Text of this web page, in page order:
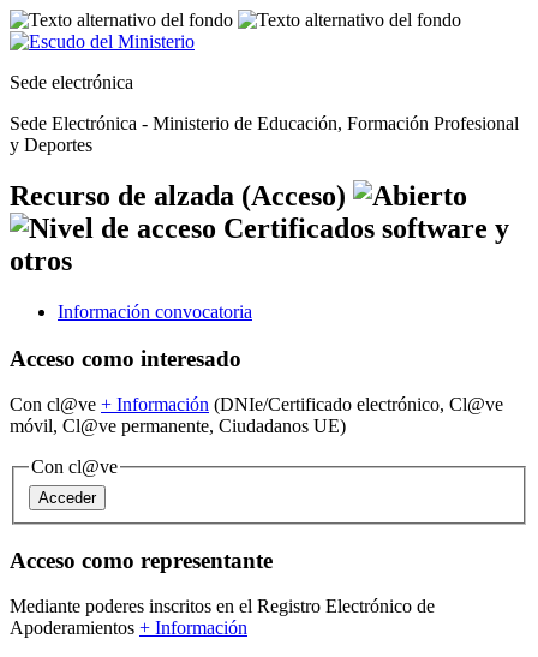
Sede electrónica
Sede Electrónica - Ministerio de Educación, Formación Profesional
y Deportes
Recurso de alzada (Acceso)
Información convocatoria
Acceso como interesado
Con cl@ve + Información (DNIe/Certificado electrónico, Cl@ve
móvil, Cl@ve permanente, Ciudadanos UE)
Con cl@ve
Acceso como representante
Mediante poderes inscritos en el Registro Electrónico de
Apoderamientos + Información